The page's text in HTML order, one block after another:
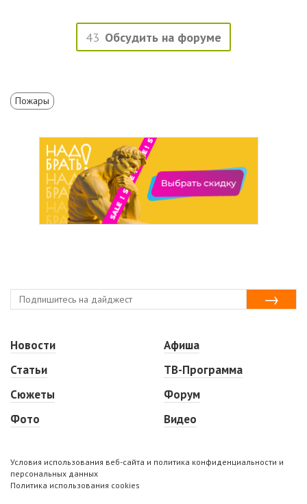
43 Обсудить на форуме
Пожары
Новости
Статьи
Сюжеты
Фото
Афиша
ТВ-Программа
Форум
Видео
Условия использования веб-сайта и политика конфиденциальности и
персональных данных
Политика использования cookies